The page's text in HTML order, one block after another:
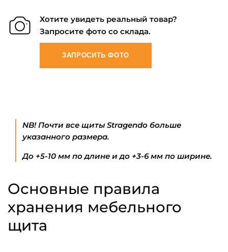
Хотите увидеть реальный товар?
Запросите фото со склада.
ЗАПРОСИТЬ ФОТО
NB! Почти все щиты Stragendo больше
указанного размера.
До +5-10 мм по длине и до +3-6 мм по ширине.
Основные правила
хранения мебельного
щита